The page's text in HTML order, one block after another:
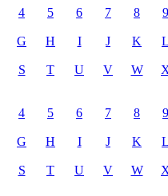
4 5 6 7 8 9
G H I J K L
S T U V W
4 5 6 7 8 9
G H I J K L
S T U V W